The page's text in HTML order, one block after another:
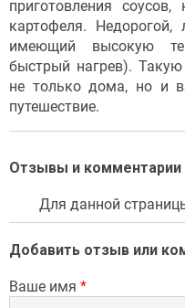
приготовления
картофеля.
имеющий высокую
быстрый нагрев).
не только дома, но и
путешествие.
Отзывы и комментарии
Для данной
Добавить отзыв или
Ваше имя *